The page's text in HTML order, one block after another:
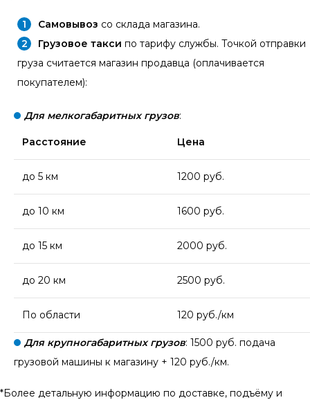
Самовывоз со склада магазина.
Грузовое такси по тарифу службы. Точкой отправки
груза считается магазин продавца (оплачивается
покупателем):
Для мелкогабаритных грузов:
Расстояние Цена
до 5 км 1200 руб.
до 10 км 1600 руб.
до 15 км 2000 руб.
до 20 км 2500 руб.
По области 120 руб./км
Для крупногабаритных грузов: 1500 руб. подача
грузовой машины к магазину + 120 руб./км.
*Более детальную информацию по доставке, подъёму и